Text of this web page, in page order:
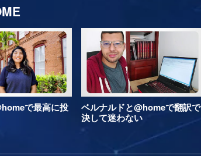
で最高に投
ベルナルドと@homeで翻訳で
決して迷わない